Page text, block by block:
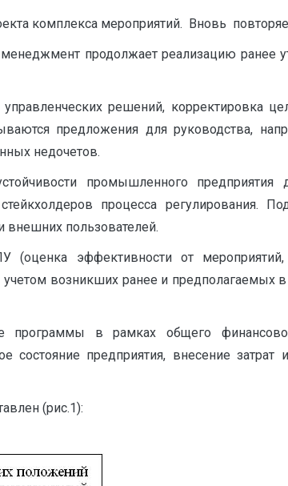
комплекса мероприятий. Вновь
продолжает реализацию ранее
решений, корректировка
предложения для руководства,
недочетов.
промышленного предприятия
процесса регулирования.
внешних пользователей.
эффективности от мероприятий,
возникших ранее и предполагаемых
программы в рамках общего
предприятия, внесение затрат и
(рис.1):